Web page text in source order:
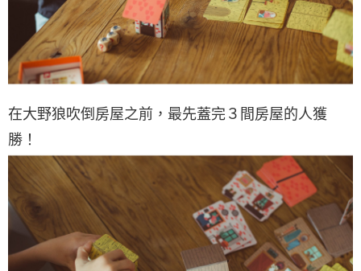
在大野狼吹倒房屋之前，最先蓋完３間房屋的人獲
勝！